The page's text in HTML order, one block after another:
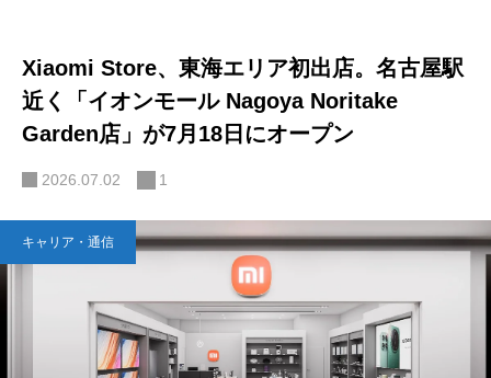
Xiaomi Store、東海エリア初出店。名古屋駅
近く「イオンモール Nagoya Noritake
Garden店」が7月18日にオープン
2026.07.02 1
キャリア・通信